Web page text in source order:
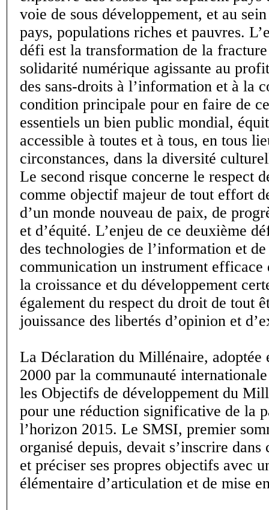
voie de sous développement, et au
pays, populations riches et pauvres.
défi est la transformation de la
solidarité numérique agissante au
des sans-droits à l’information et à la
condition principale pour en faire de
essentiels un bien public mondial,
accessible à toutes et à tous, en tous
circonstances, dans la diversité
Le second risque concerne le respect
comme objectif majeur de tout effort
d’un monde nouveau de paix, de
et d’équité. L’enjeu de ce deuxième
des technologies de l’information et
communication un instrument efficace
la croissance et du développement
également du respect du droit de tout
jouissance des libertés d’opinion et
La Déclaration du Millénaire, adoptée
2000 par la communauté
les Objectifs de développement du
pour une réduction significative de la
l’horizon 2015. Le SMSI, premier
organisé depuis, devait s’inscrire dans
et préciser ses propres objectifs avec
élémentaire d’articulation et de mise